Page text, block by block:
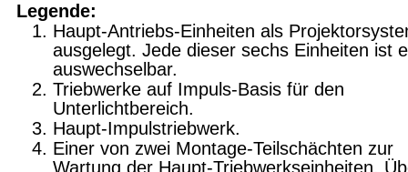
Legende:
Haupt-Antriebs-Einheiten als
ausgelegt. Jede dieser sechs Einheiten ist
auswechselbar.
Triebwerke auf Impuls-Basis für den
Unterlichtbereich.
Haupt-Impulstriebwerk.
Einer von zwei Montage-Teilschächten zur
Wartung der Haupt-Triebwerkseinheiten.